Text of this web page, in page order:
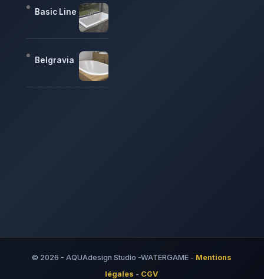
Basic Line
Belgravia
© 2026 - AQUAdesign Studio -WATERGAME - Mentions
légales - CGV